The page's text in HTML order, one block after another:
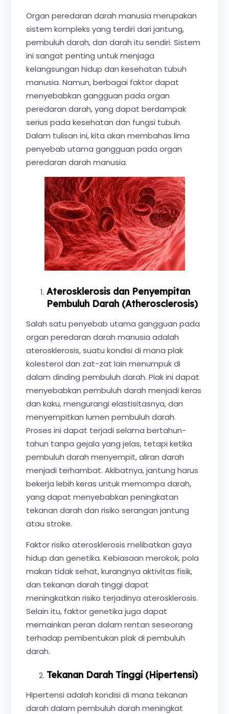
Organ peredaran darah manusia merupakan
sistem kompleks yang terdiri dari jantung,
pembuluh darah, dan darah itu sendiri. Sistem
ini sangat penting untuk menjaga
kelangsungan hidup dan kesehatan tubuh
manusia. Namun, berbagai faktor dapat
menyebabkan gangguan pada organ
peredaran darah, yang dapat berdampak
serius pada kesehatan dan fungsi tubuh.
Dalam tulisan ini, kita akan membahas lima
penyebab utama gangguan pada organ
peredaran darah manusia.
Aterosklerosis dan Penyempitan
Pembuluh Darah (Atherosclerosis)
Salah satu penyebab utama gangguan pada
organ peredaran darah manusia adalah
aterosklerosis, suatu kondisi di mana plak
kolesterol dan zat-zat lain menumpuk di
dalam dinding pembuluh darah. Plak ini dapat
menyebabkan pembuluh darah menjadi keras
dan kaku, mengurangi elastisitasnya, dan
menyempitkan lumen pembuluh darah.
Proses ini dapat terjadi selama bertahun-
tahun tanpa gejala yang jelas, tetapi ketika
pembuluh darah menyempit, aliran darah
menjadi terhambat. Akibatnya, jantung harus
bekerja lebih keras untuk memompa darah,
yang dapat menyebabkan peningkatan
tekanan darah dan risiko serangan jantung
atau stroke.
Faktor risiko aterosklerosis melibatkan gaya
hidup dan genetika. Kebiasaan merokok, pola
makan tidak sehat, kurangnya aktivitas fisik,
dan tekanan darah tinggi dapat
meningkatkan risiko terjadinya aterosklerosis.
Selain itu, faktor genetika juga dapat
memainkan peran dalam rentan seseorang
terhadap pembentukan plak di pembuluh
darah.
Tekanan Darah Tinggi (Hipertensi)
Hipertensi adalah kondisi di mana tekanan
darah dalam pembuluh darah meningkat